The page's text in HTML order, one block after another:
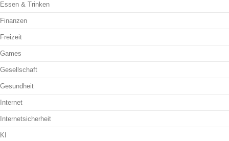
Essen & Trinken
Finanzen
Freizeit
Games
Gesellschaft
Gesundheit
Internet
Internetsicherheit
KI